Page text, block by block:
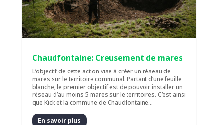
Chaudfontaine: Creusement de mares
L’objectif de cette action vise à créer un réseau de
mares sur le territoire communal. Partant d’une feuille
blanche, le premier objectif est de pouvoir installer un
réseau d’au moins 5 mares sur le territoires. C’est ainsi
que Kick et la commune de Chaudfontaine...
En savoir plus